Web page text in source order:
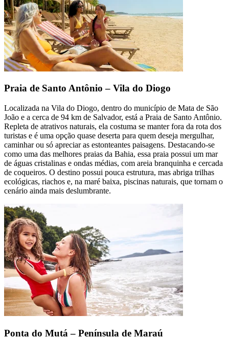
Praia de Santo Antônio – Vila do Diogo
Localizada na Vila do Diogo, dentro do município de Mata de São
João e a cerca de 94 km de Salvador, está a Praia de Santo Antônio.
Repleta de atrativos naturais, ela costuma se manter fora da rota dos
turistas e é uma opção quase deserta para quem deseja mergulhar,
caminhar ou só apreciar as estonteantes paisagens. Destacando-se
como uma das melhores praias da Bahia, essa praia possui um mar
de águas cristalinas e ondas médias, com areia branquinha e cercada
de coqueiros. O destino possui pouca estrutura, mas abriga trilhas
ecológicas, riachos e, na maré baixa, piscinas naturais, que tornam o
cenário ainda mais deslumbrante.
Ponta do Mutá – Península de Maraú